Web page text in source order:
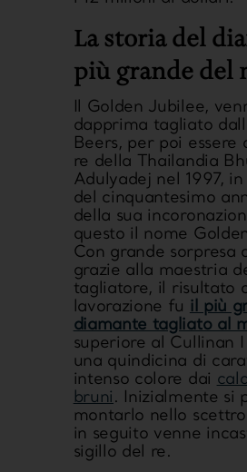
La storia del
più grande del
Il Golden Jubilee,
dapprima tagliato
Beers, per poi essere
re della Thailandia
Adulyadej nel 1997, in
del cinquantesimo
della sua
questo il nome
Con grande sorpresa
grazie alla maestria
tagliatore, il risultato
lavorazione fu il più
diamante tagliato al
superiore al Cullinan
una quindicina di
intenso colore dai
bruni . Inizialmente si
montarlo nello
in seguito venne
sigillo del re .